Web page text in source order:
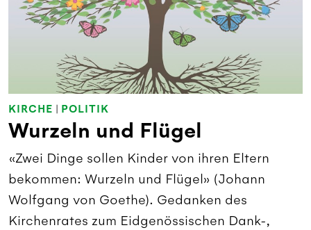
KIRCHE POLITIK
Wurzeln und Flügel
«Zwei Dinge sollen Kinder von ihren Eltern
bekommen: Wurzeln und Flügel» (Johann
Wolfgang von Goethe). Gedanken des
Kirchenrates zum Eidgenössischen Dank-,